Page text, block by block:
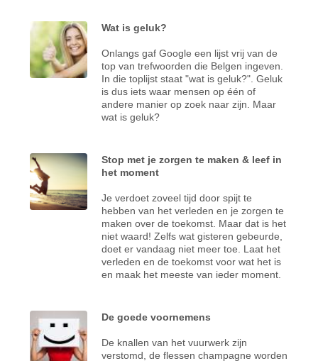
Wat is geluk?
Onlangs gaf Google een lijst vrij van de
top van trefwoorden die Belgen ingeven.
In die toplijst staat "wat is geluk?". Geluk
is dus iets waar mensen op één of
andere manier op zoek naar zijn. Maar
wat is geluk?
Stop met je zorgen te maken & leef in
het moment
Je verdoet zoveel tijd door spijt te
hebben van het verleden en je zorgen te
maken over de toekomst. Maar dat is het
niet waard! Zelfs wat gisteren gebeurde,
doet er vandaag niet meer toe. Laat het
verleden en de toekomst voor wat het is
en maak het meeste van ieder moment.
De goede voornemens
De knallen van het vuurwerk zijn
verstomd, de flessen champagne worden